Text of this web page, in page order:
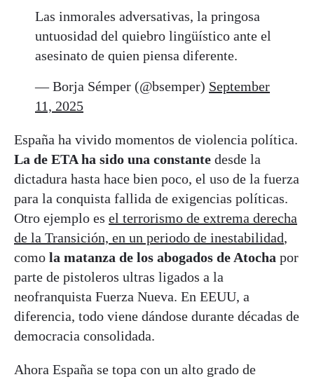
Las inmorales adversativas, la pringosa
untuosidad del quiebro lingüístico ante el
asesinato de quien piensa diferente.
— Borja Sémper (@bsemper) September
11, 2025
España ha vivido momentos de violencia política.
La de ETA ha sido una constante desde la
dictadura hasta hace bien poco, el uso de la fuerza
para la conquista fallida de exigencias políticas.
Otro ejemplo es el terrorismo de extrema derecha
de la Transición, en un periodo de inestabilidad,
como la matanza de los abogados de Atocha por
parte de pistoleros ultras ligados a la
neofranquista Fuerza Nueva. En EEUU, a
diferencia, todo viene dándose durante décadas de
democracia consolidada.
Ahora España se topa con un alto grado de